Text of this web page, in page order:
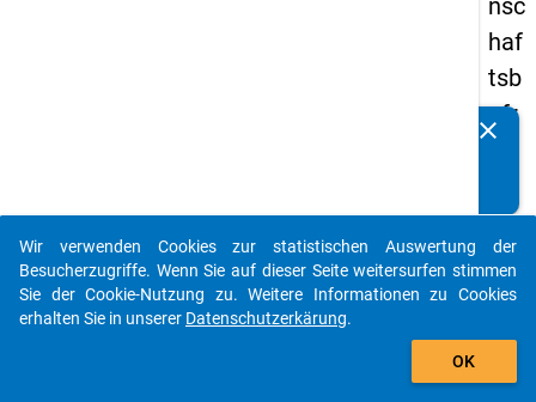
nsc
haf
tsb
efr
g
20
19
Details
clear
auto_stories
add_shopping_cart
Wir verwenden Cookies zur statistischen Auswertung der
Besucherzugriffe. Wenn Sie auf dieser Seite weitersurfen stimmen
Sie der Cookie-Nutzung zu. Weitere Informationen zu Cookies
erhalten Sie in unserer Datenschutzerkärung.
OK